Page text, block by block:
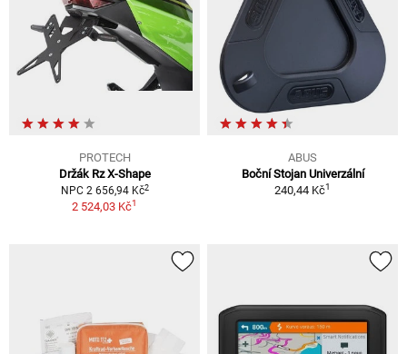
PROTECH
Držák Rz X-Shape
NPC 2 656,94 Kč2
2 524,03 Kč1
ABUS
Boční Stojan Univerzální
240,44 Kč1